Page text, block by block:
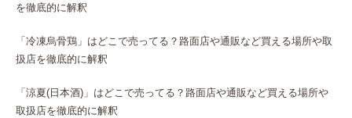
を徹底的に解釈
「冷凍烏骨鶏」はどこで売ってる？路面店や通販など買える場所や取
扱店を徹底的に解釈
「涼夏(日本酒)」はどこで売ってる？路面店や通販など買える場所や
取扱店を徹底的に解釈